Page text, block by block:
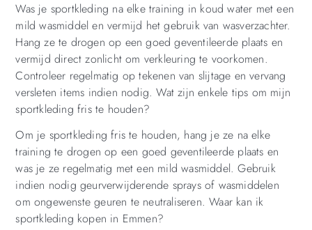
Was je sportkleding na elke training in koud water met een
mild wasmiddel en vermijd het gebruik van wasverzachter.
Hang ze te drogen op een goed geventileerde plaats en
vermijd direct zonlicht om verkleuring te voorkomen.
Controleer regelmatig op tekenen van slijtage en vervang
versleten items indien nodig. Wat zijn enkele tips om mijn
sportkleding fris te houden?
Om je sportkleding fris te houden, hang je ze na elke
training te drogen op een goed geventileerde plaats en
was je ze regelmatig met een mild wasmiddel. Gebruik
indien nodig geurverwijderende sprays of wasmiddelen
om ongewenste geuren te neutraliseren. Waar kan ik
sportkleding kopen in Emmen?